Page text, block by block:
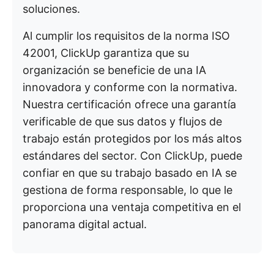
soluciones.
Al cumplir los requisitos de la norma ISO
42001, ClickUp garantiza que su
organización se beneficie de una IA
innovadora y conforme con la normativa.
Nuestra certificación ofrece una garantía
verificable de que sus datos y flujos de
trabajo están protegidos por los más altos
estándares del sector. Con ClickUp, puede
confiar en que su trabajo basado en IA se
gestiona de forma responsable, lo que le
proporciona una ventaja competitiva en el
panorama digital actual.